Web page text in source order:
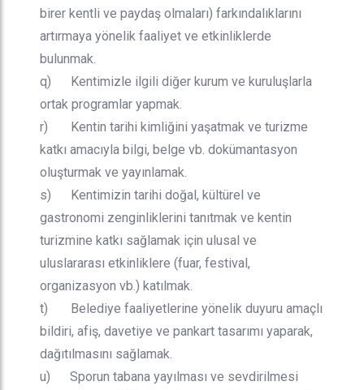
birer kentli ve paydaş olmaları) farkındalıklarını
artırmaya yönelik faaliyet ve etkinliklerde
bulunmak.
q) Kentimizle ilgili diğer kurum ve kuruluşlarla
ortak programlar yapmak.
r) Kentin tarihi kimliğini yaşatmak ve turizme
katkı amacıyla bilgi, belge vb. dokümantasyon
oluşturmak ve yayınlamak.
s) Kentimizin tarihi doğal, kültürel ve
gastronomi zenginliklerini tanıtmak ve kentin
turizmine katkı sağlamak için ulusal ve
uluslararası etkinliklere (fuar, festival,
organizasyon vb.) katılmak.
t) Belediye faaliyetlerine yönelik duyuru amaçlı
bildiri, afiş, davetiye ve pankart tasarımı yaparak,
dağıtılmasını sağlamak.
u) Sporun tabana yayılması ve sevdirilmesi